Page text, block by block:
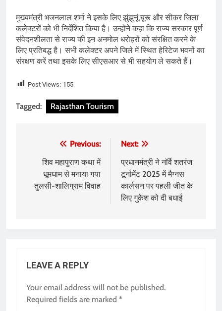
मुख्यमंत्री भजनलाल शर्मा ने इसके लिए झुंझुनूं,चूरू और सीकर जिला
कलेक्टरों को भी निर्देशित किया है। उन्होंने कहा कि राज्य सरकार पूर्ण
संवेदनशीलता से राज्य की इन अनमोल धरोहरों को संरक्षित करने के
लिए प्रतिबद्ध है। सभी कलेक्टर अपने जिले में स्थित हेरिटेज भवनों का
संरक्षण करें तथा इसके लिए सीएसआर से भी सहयोग ले सकते हैं।
Post Views: 155
Tagged: Rajasthan Tourism
navigation
Previous:
शिव महापुराण कथा में
धूमधाम से मनाया गया
तुलसी-शालिग्राम विवाह
Next:
प्रधानमंत्री ने नॉर्वे शतरंज
टूर्नामेंट 2025 में मैग्नस
कार्लसन पर पहली जीत के
लिए गुकेश को दी बधाई
LEAVE A REPLY
Your email address will not be published.
Required fields are marked *